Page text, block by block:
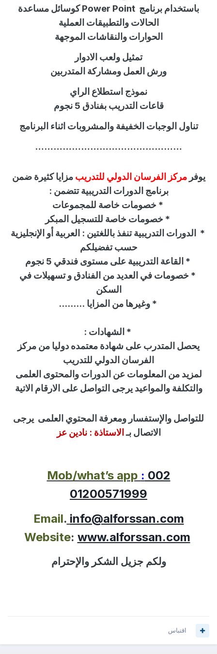
باستخدام برنامج Power Point كوسائل مساعدة
الحالات والتطبيقات العملية
الحوارات والنقاشات الموجهة
تمثيل ولعب الادوار
ورش العمل ومشاركة المتدربين
نموذج استطلاع الراي
قاعات التدريب بفنادق 5 نجوم
تناول الوجبات الخفيفة والمشروبات اثناء البرنامج
…………………………………………
يوفر مركز الفرسان الدولي للتدريب مزايا كثيرة ضمن
برنامج الدورات التدريبية تتضمن :
* خصومات خاصة للمجموعات
* خصومات خاصة للتسجيل المبكر
*
الدورات التدريبية تنفذ باللغتين : العربية أو الإنجليزية
حسب تفضيلكم
*
القاعة التدريبية على مستوى فندقي 5 نجوم
* خصومات في العديد من الفنادق و تسهيلات في
السكن
* وغيرها من المزايا .........
* الشهادات
يحصل المتدرب على شهادة معتمده دوليا من مركز
الفرسان الدولي للتدريب
لمزيد من المعلومات عن الدورات والمحتوى العلمى
والتكلفة والمواعيد يرجى التواصل على الارقام الاتية
للتواصل والإستفسار ومعرفة المحتوي العلمى
يرجى
الاتصال بـالاستاذة : نادين عز
Mob/what’s app: 002
01200571999
Email. info@alforssan.com
Website:www.alforssan.com
ولكم جزيل الشكر والإحترام
اقتباس